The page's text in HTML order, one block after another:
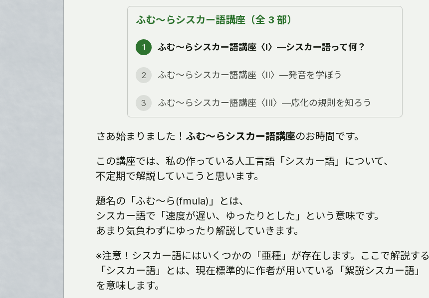
ふむ～らシスカー語講座（全 3 部）
1 ふむ〜らシスカー語講座〈Ⅰ〉―シスカー語って何？
2 ふむ〜らシスカー語講座〈Ⅱ〉―発音を学ぼう
3 ふむ〜らシスカー語講座〈Ⅲ〉―応化の規則を知ろう
さあ始まりました！ ふむ～らシスカー語講座のお時間です。
この講座では、私の作っている人工言語「シスカー語」について、
不定期で解説していこうと思います。
題名の「ふむ～ら(fmula)」とは、
シスカー語で「速度が遅い、ゆったりとした」という意味です。
あまり気負わずにゆったり解説していきます。
※注意！シスカー語にはいくつかの「亜種」が存在します。ここで解説する
「シスカー語」とは、現在標準的に作者が用いている「絮説シスカー語」
を意味します。